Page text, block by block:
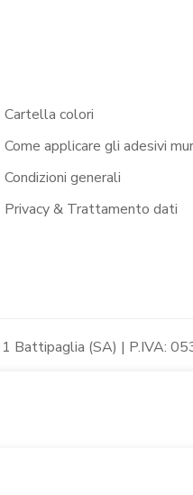
Cartella colori
Come applicare gli adesivi
Condizioni generali
Privacy & Trattamento dati
Battipaglia (SA) | P.IVA: